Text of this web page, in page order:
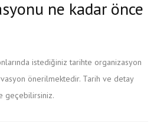
ne kadar önce
istediğiniz tarihte organizasyon
önerilmektedir. Tarih ve detay
geçebilirsiniz.